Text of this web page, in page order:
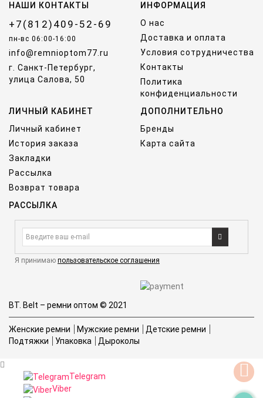
НАШИ КОНТАКТЫ
+7(812)409-52-69
пн-вс 06:00-16:00
info@remnioptom77.ru
г. Санкт-Петербург,
улица Салова, 50
ИНФОРМАЦИЯ
О нас
Доставка и оплата
Условия сотрудничества
Контакты
Политика
конфиденциальности
ЛИЧНЫЙ КАБИНЕТ
Личный кабинет
История заказа
Закладки
Рассылка
Возврат товара
ДОПОЛНИТЕЛЬНО
Бренды
Карта сайта
РАССЫЛКА
Я принимаю пользовательское соглашения
BT. Belt – ремни оптом © 2021
Женские ремни Мужские ремни
Детские ремни
Подтяжки
Упаковка Дыроколы
Telegram
Viber